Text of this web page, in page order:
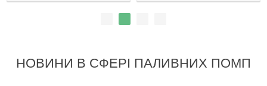
НОВИНИ В СФЕРІ ПАЛИВНИХ ПОМП